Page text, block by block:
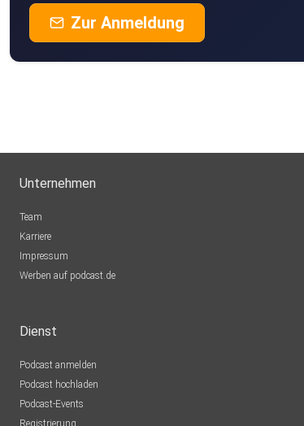
WoKro
Dresden
WeStolz
Steinheim-Vinsebeck
AnneSteiger
AKAle
Zur Anmeldung
Unternehmen
Team
Karriere
Impressum
Werben auf podcast.de
Dienst
Podcast anmelden
Podcast hochladen
Podcast-Events
Registrierung